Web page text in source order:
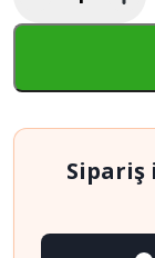
Krem
4
Dolap
Sipariş